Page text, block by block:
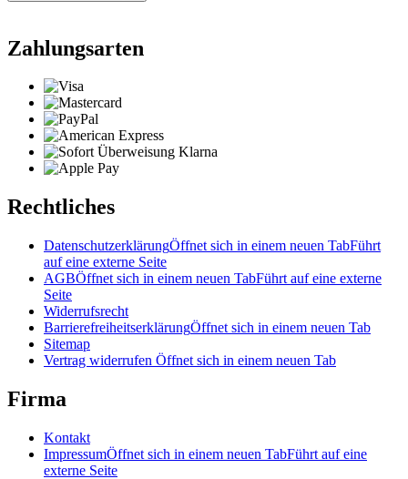
Zahlungsarten
Rechtliches
DatenschutzerklärungÖffnet sich in einem neuen TabFührt
auf eine externe Seite
AGBÖffnet sich in einem neuen TabFührt auf eine externe
Seite
Widerrufsrecht
BarrierefreiheitserklärungÖffnet sich in einem neuen Tab
Sitemap
Vertrag widerrufen Öffnet sich in einem neuen Tab
Firma
Kontakt
ImpressumÖffnet sich in einem neuen TabFührt auf eine
externe Seite